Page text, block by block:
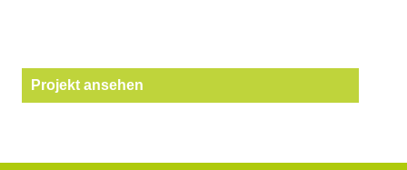
Projekt ansehen